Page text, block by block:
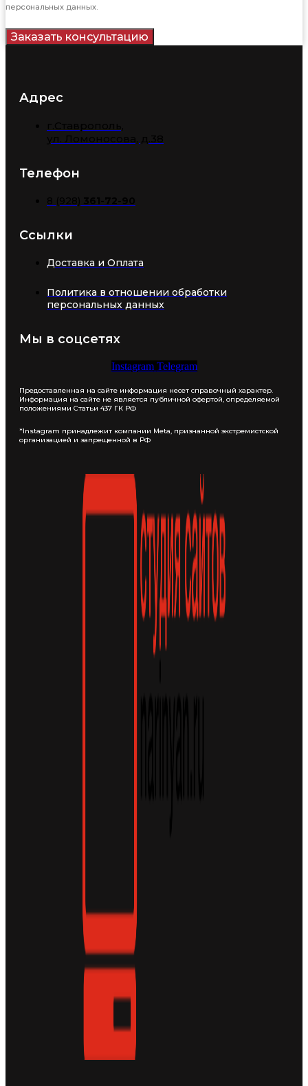
персональных данных.
Заказать консультацию
Адрес
Телефон
Ссылки
Доставка и Оплата
Политика в отношении обработки
персональных данных
Мы в соцсетях
Instagram Telegram
Предоставленная на сайте информация несет справочный характер.
Информация на сайте не является публичной офертой, определяемой
положениями Статьи 437 ГК РФ
*Instagram принадлежит компании Meta, признанной экстремистской
организацией и запрещенной в РФ